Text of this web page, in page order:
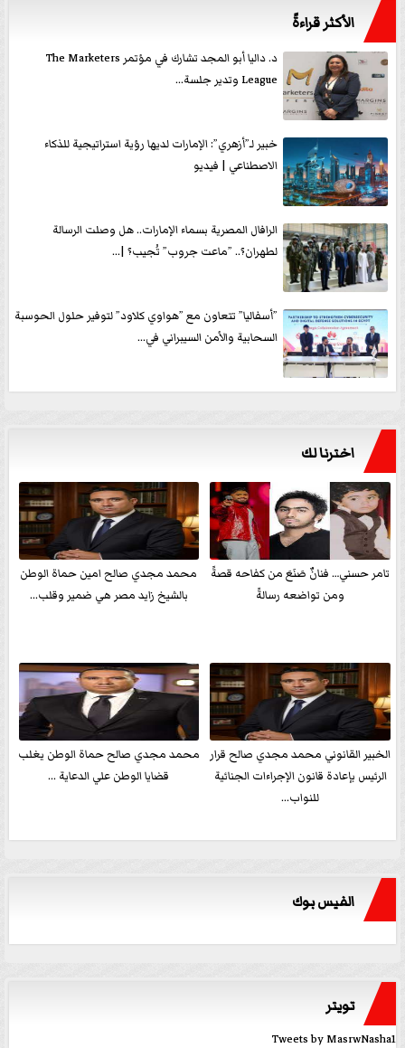
الأكثر قراءةً
د. داليا أبو المجد تشارك في مؤتمر The Marketers
League وتدير جلسة...
خبير لـ”أزهري”: الإمارات لديها رؤية استراتيجية للذكاء
الاصطناعي | فيديو
الرافال المصرية بسماء الإمارات.. هل وصلت الرسالة
لطهران؟.. ”ماعت جروب” تُجيب؟ |...
”أسفاليا” تتعاون مع ”هواوي كلاود” لتوفير حلول الحوسبة
السحابية والأمن السيبراني في...
اخترنا لك
تامر حسني… فنانٌ صَنَعَ من كفاحه قصةً
ومن تواضعه رسالةً
محمد مجدي صالح امين حماة الوطن
بالشيخ زايد مصر هي ضمير وقلب...
الخبير القانوني محمد مجدي صالح قرار
الرئيس بإعادة قانون الإجراءات الجنائية
للنواب...
محمد مجدي صالح حماة الوطن يغلب
قضايا الوطن علي الدعاية ...
الفيس بوك
تويتر
Tweets by MasrwNasha1